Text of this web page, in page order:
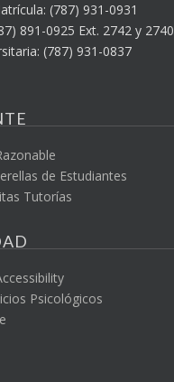
(787) 931-0931
891-0925 Ext. 2742 y 2740
(787) 931-0837
de Estudiantes
Tutorías
Psicológicos